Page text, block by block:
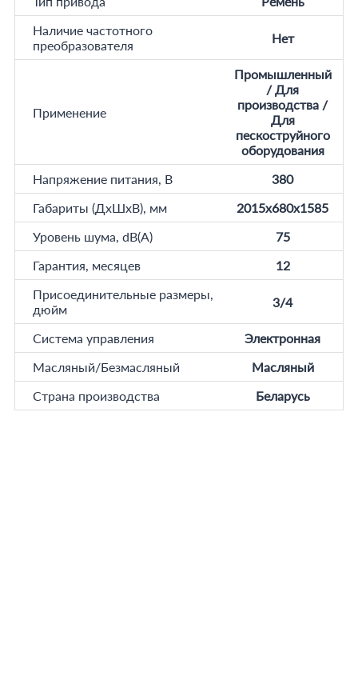
Наличие частотного
преобразователя
Нет
Применение
Промышленный
/ Для
производства /
Для
пескоструйного
оборудования
Напряжение питания, В
380
Габариты (ДхШхВ), мм
2015x680x1585
Уровень шума, dB(A)
75
Гарантия, месяцев
12
Присоединительные размеры,
дюйм
3/4
Система управления
Электронная
Масляный/Безмасляный
Масляный
Страна производства
Беларусь